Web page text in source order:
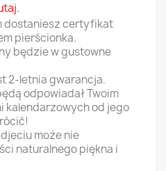
.
dostaniesz certyfikat
pierścionka.
będzie w gustowne
2-letnia gwarancja.
odpowiadał Twoim
kalendarzowych od jego
może nie
naturalnego piękna i